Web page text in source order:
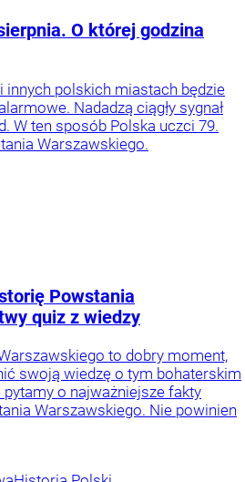
O której godzina
innych polskich miastach będzie
Nadadzą ciągły sygnał
W ten sposób Polska uczci 79.
Warszawskiego.
Powstania
quiz z wiedzy
to dobry moment,
swoją wiedzę o tym bohaterskim
o najważniejsze fakty
Warszawskiego. Nie powinien